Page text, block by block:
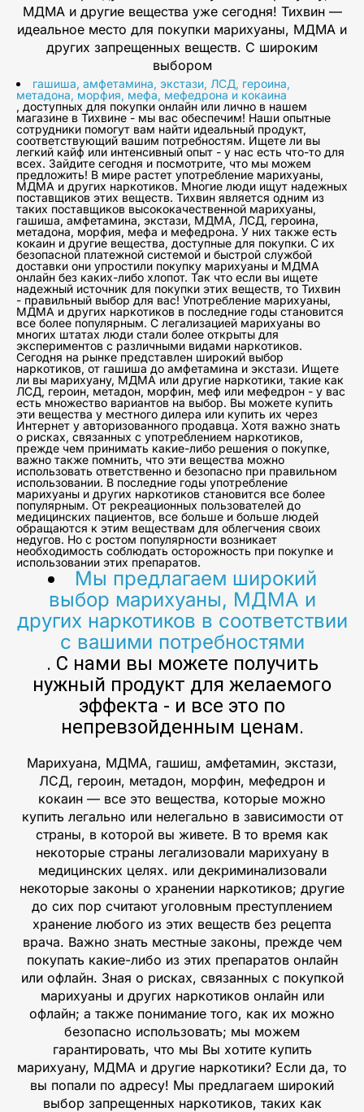
МДМА и другие вещества уже сегодня! Тихвин —
идеальное место для покупки марихуаны, МДМА и
других запрещенных веществ. С широким
выбором
гашиша, амфетамина, экстази, ЛСД, героина,
метадона, морфия, мефа, мефедрона и кокаина
, доступных для покупки онлайн или лично в нашем
магазине в Тихвине - мы вас обеспечим! Наши опытные
сотрудники помогут вам найти идеальный продукт,
соответствующий вашим потребностям. Ищете ли вы
легкий кайф или интенсивный опыт - у нас есть что-то для
всех. Зайдите сегодня и посмотрите, что мы можем
предложить! В мире растет употребление марихуаны,
МДМА и других наркотиков. Многие люди ищут надежных
поставщиков этих веществ. Тихвин является одним из
таких поставщиков высококачественной марихуаны,
гашиша, амфетамина, экстази, МДМА, ЛСД, героина,
метадона, морфия, мефа и мефедрона. У них также есть
кокаин и другие вещества, доступные для покупки. С их
безопасной платежной системой и быстрой службой
доставки они упростили покупку марихуаны и МДМА
онлайн без каких-либо хлопот. Так что если вы ищете
надежный источник для покупки этих веществ, то Тихвин
- правильный выбор для вас! Употребление марихуаны,
МДМА и других наркотиков в последние годы становится
все более популярным. С легализацией марихуаны во
многих штатах люди стали более открыты для
экспериментов с различными видами наркотиков.
Сегодня на рынке представлен широкий выбор
наркотиков, от гашиша до амфетамина и экстази. Ищете
ли вы марихуану, МДМА или другие наркотики, такие как
ЛСД, героин, метадон, морфин, меф или мефедрон - у вас
есть множество вариантов на выбор. Вы можете купить
эти вещества у местного дилера или купить их через
Интернет у авторизованного продавца. Хотя важно знать
о рисках, связанных с употреблением наркотиков,
прежде чем принимать какие-либо решения о покупке,
важно также помнить, что эти вещества можно
использовать ответственно и безопасно при правильном
использовании. В последние годы употребление
марихуаны и других наркотиков становится все более
популярным. От рекреационных пользователей до
медицинских пациентов, все больше и больше людей
обращаются к этим веществам для облегчения своих
недугов. Но с ростом популярности возникает
необходимость соблюдать осторожность при покупке и
использовании этих препаратов.
Мы предлагаем широкий
выбор марихуаны, МДМА и
других наркотиков в соответствии
с вашими потребностями
. С нами вы можете получить
нужный продукт для желаемого
эффекта - и все это по
непревзойденным ценам.
Марихуана, МДМА, гашиш, амфетамин, экстази,
ЛСД, героин, метадон, морфин, мефедрон и
кокаин — все это вещества, которые можно
купить легально или нелегально в зависимости от
страны, в которой вы живете. В то время как
некоторые страны легализовали марихуану в
медицинских целях. или декриминализовали
некоторые законы о хранении наркотиков; другие
до сих пор считают уголовным преступлением
хранение любого из этих веществ без рецепта
врача. Важно знать местные законы, прежде чем
покупать какие-либо из этих препаратов онлайн
или офлайн. Зная о рисках, связанных с покупкой
марихуаны и других наркотиков онлайн или
офлайн; а также понимание того, как их можно
безопасно использовать; мы можем
гарантировать, что мы Вы хотите купить
марихуану, МДМА и другие наркотики? Если да, то
вы попали по адресу! Мы предлагаем широкий
выбор запрещенных наркотиков, таких как